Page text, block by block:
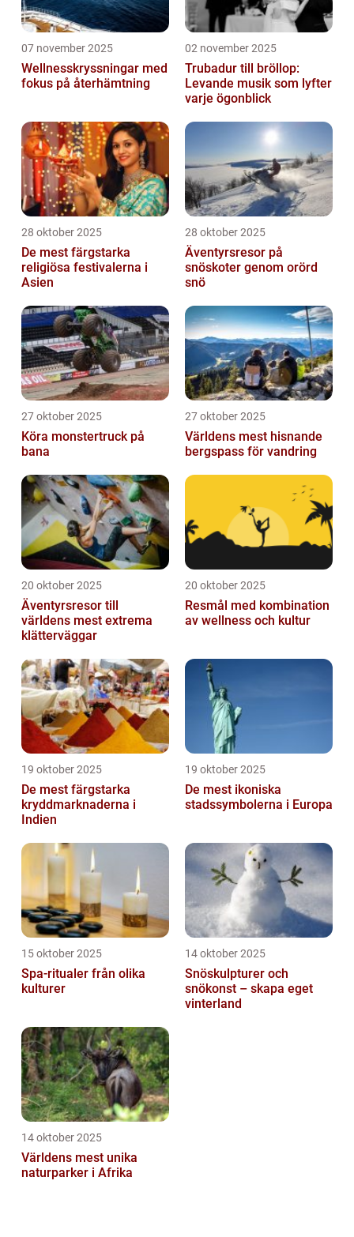
07 november 2025
Wellnesskryssningar med
fokus på återhämtning
02 november 2025
Trubadur till bröllop:
Levande musik som lyfter
varje ögonblick
28 oktober 2025
De mest färgstarka
religiösa festivalerna i
Asien
28 oktober 2025
Äventyrsresor på
snöskoter genom orörd
snö
27 oktober 2025
Köra monstertruck på
bana
27 oktober 2025
Världens mest hisnande
bergspass för vandring
20 oktober 2025
Äventyrsresor till
världens mest extrema
klätterväggar
20 oktober 2025
Resmål med kombination
av wellness och kultur
19 oktober 2025
De mest färgstarka
kryddmarknaderna i
Indien
19 oktober 2025
De mest ikoniska
stadssymbolerna i Europa
15 oktober 2025
Spa-ritualer från olika
kulturer
14 oktober 2025
Snöskulpturer och
snökonst – skapa eget
vinterland
14 oktober 2025
Världens mest unika
naturparker i Afrika